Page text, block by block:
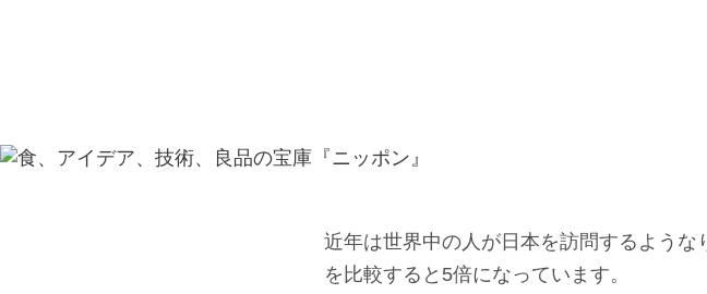
近年は世界中の人が日本を訪問するよう
を比較すると5倍になっています。